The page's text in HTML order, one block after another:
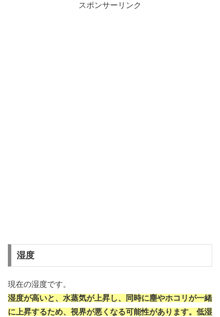
スポンサーリンク
湿度
現在の湿度です。
湿度が高いと、水蒸気が上昇し、同時に塵やホコリが一緒
に上昇するため、視界が悪くなる可能性があります。低湿